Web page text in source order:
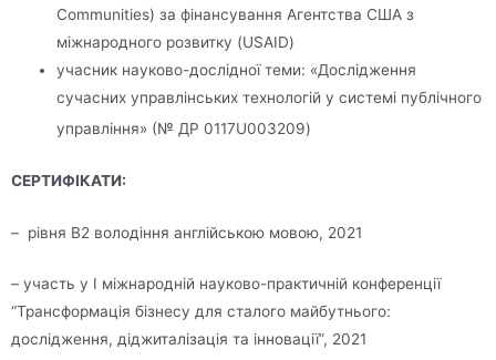
Communities) за фінансування Агентства США з
міжнародного розвитку (USAID)
учасник науково-дослідної теми: «Дослідження
сучасних управлінських технологій у системі публічного
управління» (№ ДР 0117U003209)
СЕРТИФІКАТИ:
– рівня В2 володіння англійською мовою, 2021
– участь у І міжнародній науково-практичній конференції
“Трансформація бізнесу для сталого майбутнього:
дослідження, діджиталізація та інновації”, 2021